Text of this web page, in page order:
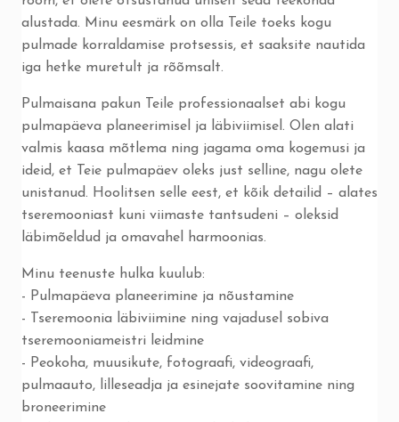
alustada. Minu eesmärk on olla Teile toeks kogu
pulmade korraldamise protsessis, et saaksite nautida
iga hetke muretult ja rõõmsalt.
Pulmaisana pakun Teile professionaalset abi kogu
pulmapäeva planeerimisel ja läbiviimisel. Olen alati
valmis kaasa mõtlema ning jagama oma kogemusi ja
ideid, et Teie pulmapäev oleks just selline, nagu olete
unistanud. Hoolitsen selle eest, et kõik detailid – alates
tseremooniast kuni viimaste tantsudeni – oleksid
läbimõeldud ja omavahel harmoonias.
Minu teenuste hulka kuulub:
- Pulmapäeva planeerimine ja nõustamine
- Tseremoonia läbiviimine ning vajadusel sobiva
tseremooniameistri leidmine
- Peokoha, muusikute, fotograafi, videograafi,
pulmaauto, lilleseadja ja esinejate soovitamine ning
broneerimine